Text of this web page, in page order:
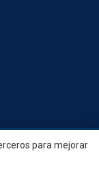
Innovació i Comerç •
para mejorar